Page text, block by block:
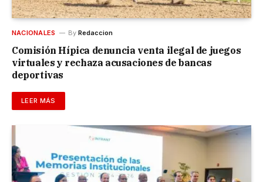
NACIONALES By Redaccion
Comisión Hípica denuncia venta ilegal de juegos
virtuales y rechaza acusaciones de bancas
deportivas
LEER MÁS